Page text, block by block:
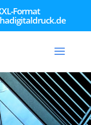
Format
67
/ 100